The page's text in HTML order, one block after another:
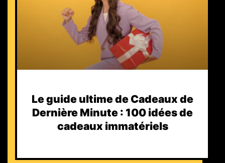
Le guide ultime de Cadeaux de
Dernière Minute : 100 idées de
cadeaux immatériels